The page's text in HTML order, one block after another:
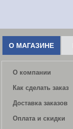
О МАГАЗИНЕ
О компании
Как сделать заказ
Доставка заказов
Оплата и скидки